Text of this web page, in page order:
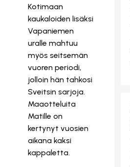
Kotimaan
kaukaloiden lisäksi
Vapaniemen
uralle mahtuu
myös seitsemän
vuoren periodi,
jolloin hän tahkosi
Sveitsin sarjoja.
Maaotteluita
Matille on
kertynyt vuosien
aikana kaksi
kappaletta.